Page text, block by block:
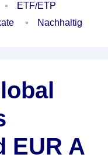
ETF/ETP
Nachhaltig
EUR A